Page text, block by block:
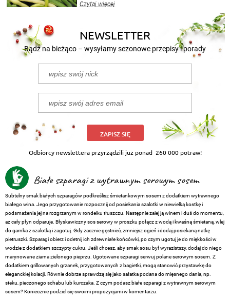
nasze propozycje!
Czytaj więcej
NEWSLETTER
Bądź na bieżąco – wysyłamy sezonowe przepisy i porady
ZAPISZ SIĘ
Odbiorcy newslettera przyrządzili już ponad 260 000 potraw!
Białe szparagi z wytrawnym serowym sosem
Subtelny smak białych szparagów podkreślisz śmietankowym sosem z dodatkiem wytrawnego
białego wina. Jego przygotowanie rozpocznij od posiekania szalotki w niewielką kostkę i
podsmażenia jej na rozgrzanym w rondelku tłuszczu. Następnie zalej ją winem i duś do momentu,
aż cały płyn odparuje. Błyskawiczny sos serowy w proszku połącz z wodą i kwaśną śmietaną, wlej
do garnka z szalotką i zagotuj. Gdy zacznie gęstnieć, zmniejsz ogień i dodaj posiekaną natkę
pietruszki. Szparagi obierz i odetnij ich zdrewniałe końcówki, po czym ugotuj je do miękkości w
wodzie z dodatkiem szczypty cukru. Jeśli chcesz, aby smak sosu był wyrazistszy, dodaj do niego
marynowane ziarna zielonego pieprzu. Ugotowane szparagi serwuj polane serowym sosem. Z
dodatkiem grillowanych grzanek, przygotowanych z bagietki, mogą stanowić przystawkę do
eleganckiej kolacji. Równie dobrze sprawdzą się jako sałatka podana do mięsnego dania, np.
steku, pieczonego schabu lub kurczaka. Z czym podasz białe szparagi z wytrawnym serowym
sosem? Koniecznie podziel się swoimi propozycjami w komentarzu.